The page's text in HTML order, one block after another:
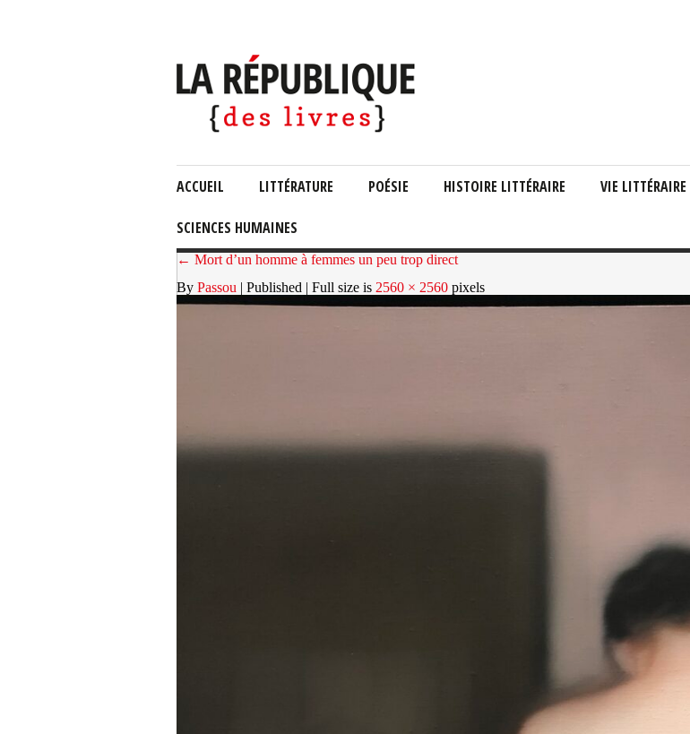
ACCUEIL LITTÉRATURE POÉSIE HISTOIRE LITTÉRAIRE VIE LITTÉRAIRE
SCIENCES HUMAINES
← Mort d’un homme à femmes un peu trop direct
By Passou | Published | Full size is 2560 × 2560 pixels